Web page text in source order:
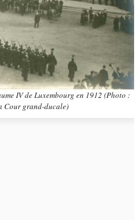
IV de Luxembourg en 1912 (Photo :
Cour grand-ducale)